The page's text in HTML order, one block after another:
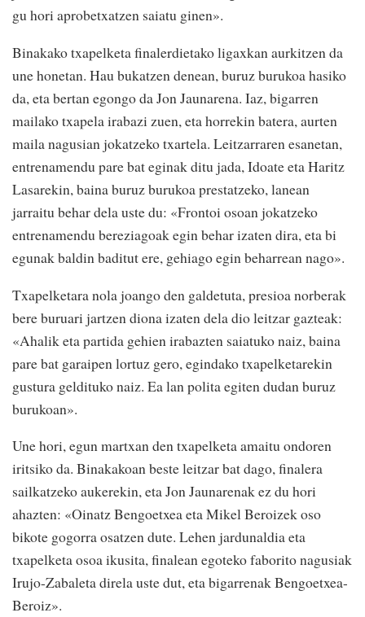
gu hori aprobetxatzen saiatu ginen».
Binakako txapelketa finalerdietako ligaxkan aurkitzen da
une honetan. Hau bukatzen denean, buruz burukoa hasiko
da, eta bertan egongo da Jon Jaunarena. Iaz, bigarren
mailako txapela irabazi zuen, eta horrekin batera, aurten
maila nagusian jokatzeko txartela. Leitzarraren esanetan,
entrenamendu pare bat eginak ditu jada, Idoate eta Haritz
Lasarekin, baina buruz burukoa prestatzeko, lanean
jarraitu behar dela uste du: «Frontoi osoan jokatzeko
entrenamendu bereziagoak egin behar izaten dira, eta bi
egunak baldin baditut ere, gehiago egin beharrean nago».
Txapelketara nola joango den galdetuta, presioa norberak
bere buruari jartzen diona izaten dela dio leitzar gazteak:
«Ahalik eta partida gehien irabazten saiatuko naiz, baina
pare bat garaipen lortuz gero, egindako txapelketarekin
gustura geldituko naiz. Ea lan polita egiten dudan buruz
burukoan».
Une hori, egun martxan den txapelketa amaitu ondoren
iritsiko da. Binakakoan beste leitzar bat dago, finalera
sailkatzeko aukerekin, eta Jon Jaunarenak ez du hori
ahazten: «Oinatz Bengoetxea eta Mikel Beroizek oso
bikote gogorra osatzen dute. Lehen jardunaldia eta
txapelketa osoa ikusita, finalean egoteko faborito nagusiak
Irujo-Zabaleta direla uste dut, eta bigarrenak Bengoetxea-
Beroiz».